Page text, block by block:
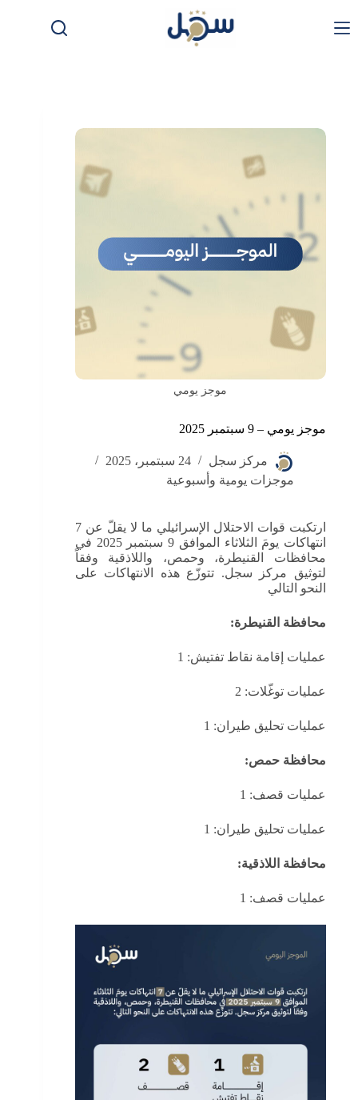
إلى
المحتوى
موجز يومي
موجز يومي – 9 سبتمبر 2025
مركز سجل
24 سبتمبر، 2025
موجزات يومية وأسبوعية
ارتكبت قوات الاحتلال الإسرائيلي ما لا يقلّ عن 7
انتهاكات يومَ الثلاثاء الموافق 9 سبتمبر 2025 في
محافظات القنيطرة، وحمص، واللاذقية وفقاً
لتوثيق مركز سجل. تتوزّع هذه الانتهاكات على
النحو التالي
محافظة القنيطرة:
عمليات إقامة نقاط تفتيش: 1
عمليات توغّلات: 2
عمليات تحليق طيران: 1
محافظة حمص:
عمليات قصف: 1
عمليات تحليق طيران: 1
محافظة اللاذقية:
عمليات قصف: 1